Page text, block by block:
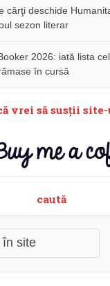
cărţi deschide
sezon literar
2026: iată lista
în cursă
vrei să susţii
caută